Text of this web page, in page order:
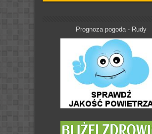
Prognoza pogoda - Rudy